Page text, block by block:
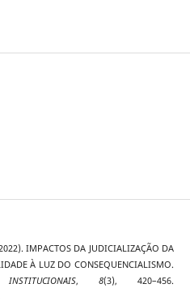
IMPACTOS DA JUDICIALIZAÇÃO DA
À LUZ DO CONSEQUENCIALISMO.
,8(3), 420–456.